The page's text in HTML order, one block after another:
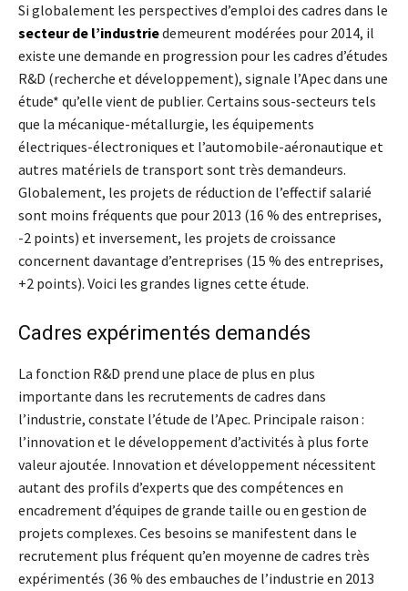
Si globalement les perspectives d’emploi des cadres dans le
secteur de l’industriedemeurent modérées pour 2014, il
existe une demande en progression pour les cadres d’études
R&D (recherche et développement), signale l’Apec dans une
étude* qu’elle vient de publier. Certains sous-secteurs tels
que la mécanique-métallurgie, les équipements
électriques-électroniques et l’automobile-aéronautique et
autres matériels de transport sont très demandeurs.
Globalement, les projets de réduction de l’effectif salarié
sont moins fréquents que pour 2013 (16 % des entreprises,
-2 points) et inversement, les projets de croissance
concernent davantage d’entreprises (15 % des entreprises,
+2 points). Voici les grandes lignes cette étude.
Cadres expérimentés demandés
La fonction R&D prend une place de plus en plus
importante dans les recrutements de cadres dans
l’industrie, constate l’étude de l’Apec. Principale raison :
l’innovation et le développement d’activités à plus forte
valeur ajoutée. Innovation et développement nécessitent
autant des profils d’experts que des compétences en
encadrement d’équipes de grande taille ou en gestion de
projets complexes. Ces besoins se manifestent dans le
recrutement plus fréquent qu’en moyenne de cadres très
expérimentés (36 % des embauches de l’industrie en 2013